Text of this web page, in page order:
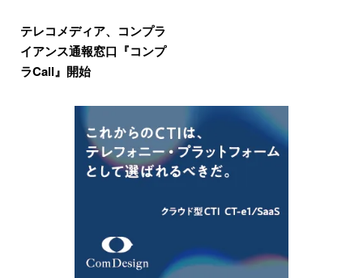
テレコメディア、コンプラ
イアンス通報窓口『コンプ
ラCall』開始